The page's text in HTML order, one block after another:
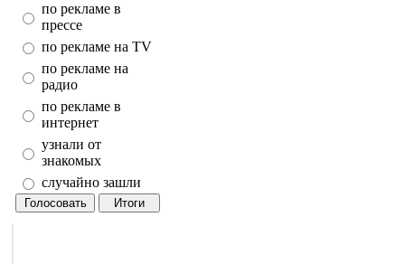
по рекламе в
прессе
по рекламе на TV
по рекламе на
радио
по рекламе в
интернет
узнали от
знакомых
случайно зашли